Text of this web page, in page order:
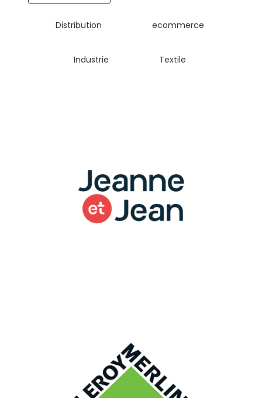
Distribution ecommerce
Industrie Textile
JEANNE ET JEAN, LOGISTIQUE E-COMMERCE
Spécialiste du fauteuil de relaxation et du fauteuil releveur,
Jeanne et Jean s'appuie sur l'expertise et le savoir-faire de
Denjean logistique pour accompagner son développement.
LEROY MERLIN, LOGISTIQUE DISTRIBUTION
Leroy Merlin livre ses magasins et clients du Sud-Ouest depuis
l'entrepôt de Denjean Logistique dans la Zone Grand Sud.